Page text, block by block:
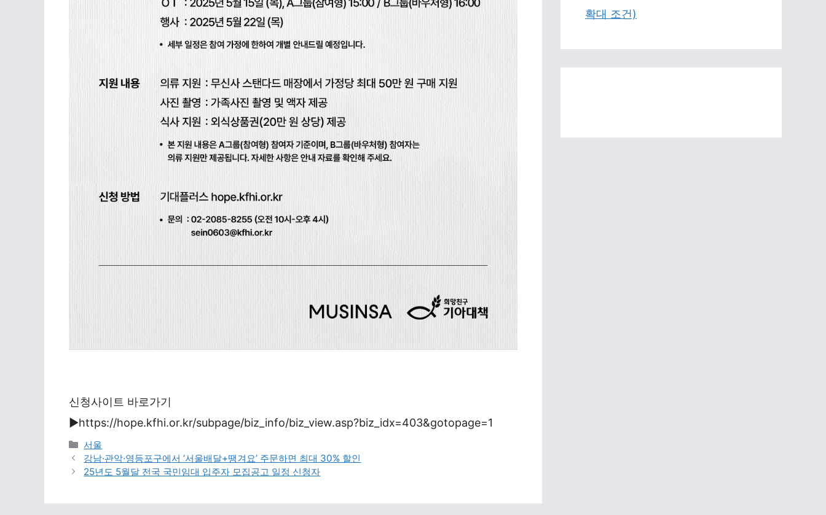
신청사이트 바로가기
▶https://hope.kfhi.or.kr/subpage/biz_info/biz_view.asp?biz_idx=403&gotopage=1
Categories
서울
강남·관악·영등포구에서 ‘서울배달+땡겨요’ 주문하면 최대 30% 할인
25년도 5월달 전국 국민임대 입주자 모집공고 일정 신청자
확대 조건)